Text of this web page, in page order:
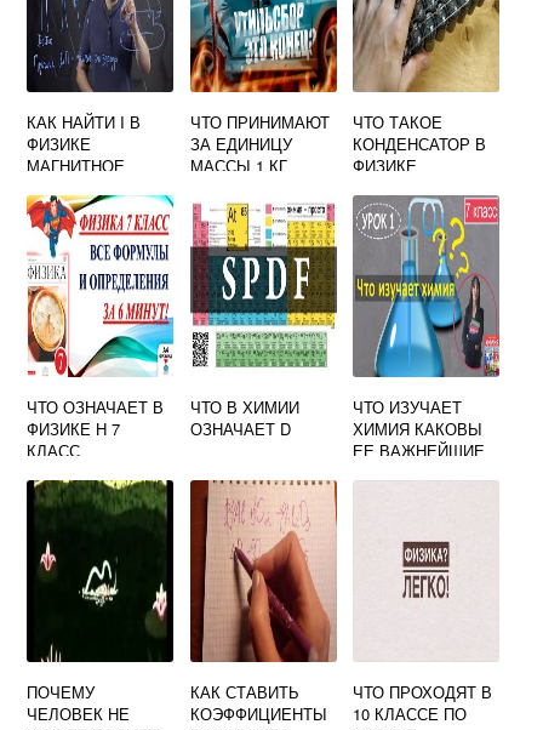
КАК НАЙТИ I В
ФИЗИКЕ
МАГНИТНОЕ
ЧТО ПРИНИМАЮТ
ЗА ЕДИНИЦУ
МАССЫ 1 КГ
ЧТО ТАКОЕ
КОНДЕНСАТОР В
ФИЗИКЕ
ЧТО ОЗНАЧАЕТ В
ФИЗИКЕ H 7
КЛАСС
ЧТО В ХИМИИ
ОЗНАЧАЕТ D
ЧТО ИЗУЧАЕТ
ХИМИЯ КАКОВЫ
ЕЕ ВАЖНЕЙШИЕ
ИЛЛЮСТРИРУЮЩ
УЮ ЗНАЧЕНИЕ
ХИМИИ
ПОЧЕМУ
ЧЕЛОВЕК НЕ
КАК СТАВИТЬ
КОЭФФИЦИЕНТЫ
ЧТО ПРОХОДЯТ В
10 КЛАССЕ ПО